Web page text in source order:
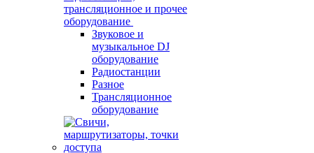
трансляционное и прочее
оборудование
Звуковое и
музыкальное DJ
оборудование
Радиостанции
Разное
Трансляционное
оборудование